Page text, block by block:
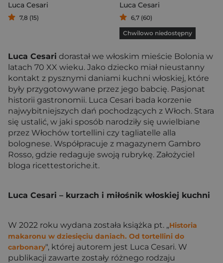
Luca Cesari
7,8 (15)
Luca Cesari
6,7 (60)
Chwilowo niedostępny
Luca Cesari dorastał we włoskim mieście Bolonia w
latach 70 XX wieku. Jako dziecko miał nieustanny
kontakt z pysznymi daniami kuchni włoskiej, które
były przygotowywane przez jego babcię. Pasjonat
historii gastronomii. Luca Cesari bada korzenie
najwybitniejszych dań pochodzących z Włoch. Stara
się ustalić, w jaki sposób narodziły się uwielbiane
przez Włochów tortellini czy tagliatelle alla
bolognese. Współpracuje z magazynem Gambro
Rosso, gdzie redaguje swoją rubrykę. Założyciel
bloga ricettestoriche.it.
Luca Cesari – kurzach i miłośnik włoskiej kuchni
W 2022 roku wydana została książka pt. „Historia
makaronu w dziesięciu daniach. Od tortellini do
carbonary", której autorem jest Luca Cesari. W
publikacji zawarte zostały różnego rodzaju